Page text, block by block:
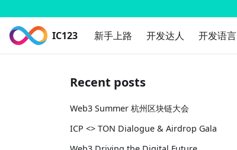
IC123 新手上路 开发达人 开发语言
Recent posts
Web3 Summer 杭州区块链大会
ICP <> TON Dialogue & Airdrop Gala